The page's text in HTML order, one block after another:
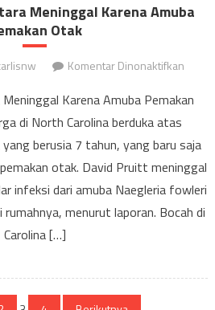
Meninggal Karena Amuba
Otak
Komentar Dinonaktifkan
di
Utara
Karena Amuba Pemakan
di North Carolina berduka atas
berusia 7 tahun, yang baru saja
otak. David Pruitt meninggal
infeksi dari amuba Naegleria fowleri
menurut laporan. Bocah di
Carolina […]